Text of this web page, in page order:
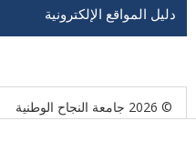
دليل المواقع الإلكترونية
© 2026 جامعة النجاح الوطنية